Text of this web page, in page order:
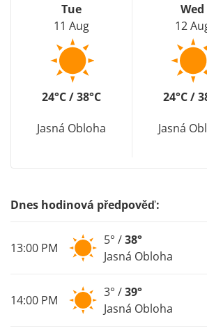
Tue
11 Aug
24°C / 38°C
Jasná Obloha
Wed
12
24°C /
Jasná
Dnes hodinová předpověď:
13:00 PM
5° /38°
Jasná Obloha
14:00 PM
3° /39°
Jasná Obloha